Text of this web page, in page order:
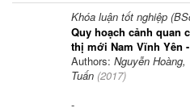
Khóa luận tốt nghiệp
Quy hoạch cảnh quan
thị mới Nam Vĩnh Yên
Authors: Nguyễn Hoàng,
Tuấn (2017)
-